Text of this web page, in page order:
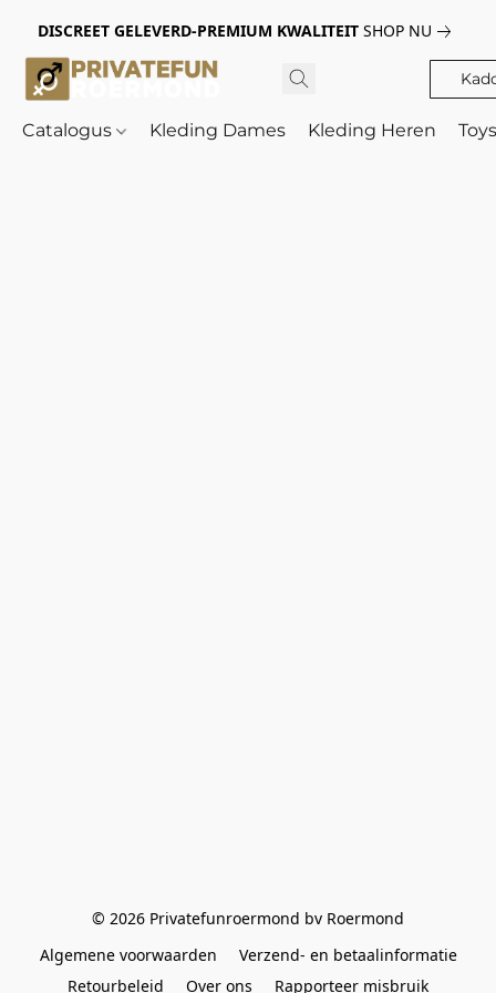
DISCREET GELEVERD-PREMIUM KWALITEIT SHOP NU
Catalogus Kleding Dames Kleding Heren
© 2026 Privatefunroermond bv Roermond
Algemene voorwaarden
Verzend- en betaalinformatie
Retourbeleid
Over ons Rapporteer misbruik